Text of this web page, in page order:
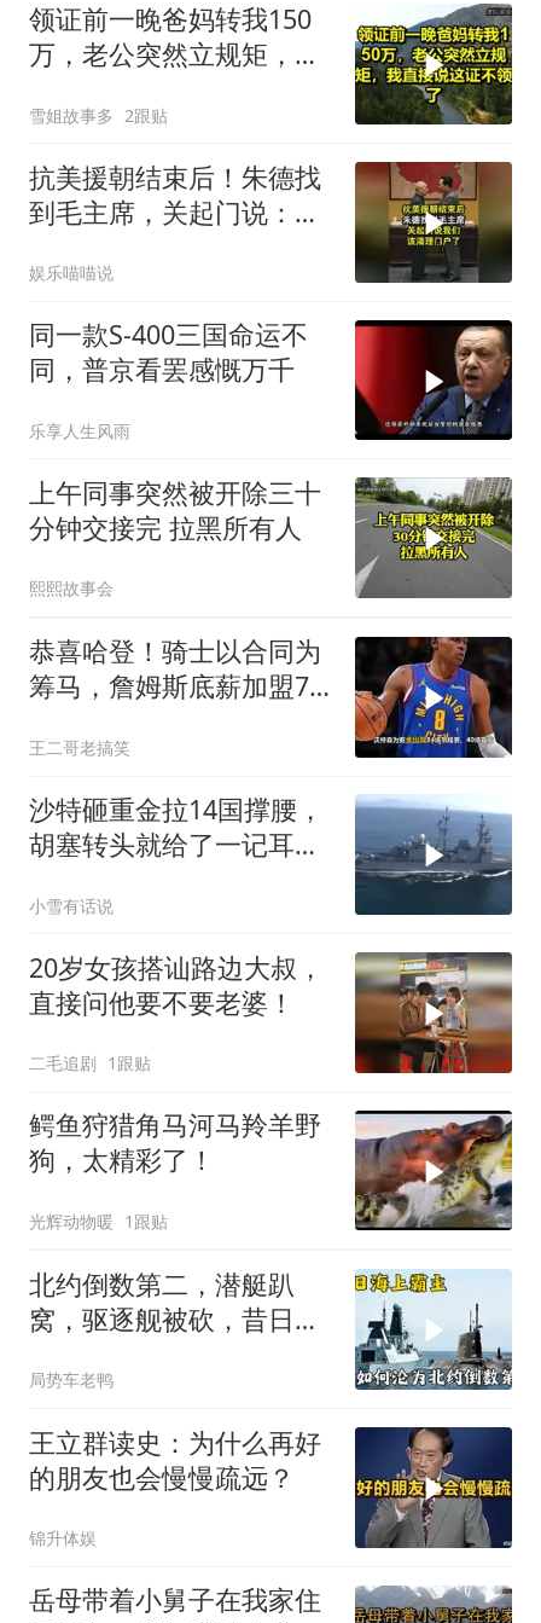
领证前一晚爸妈转我150
万，老公突然立规矩，我
雪姐故事多 2跟贴
抗美援朝结束后！朱德找
到毛主席，关起门说：我
娱乐喵喵说
同一款S-400三国命运不
同，普京看罢感慨万千
乐享人生风雨
上午同事突然被开除三十
分钟交接完 拉黑所有人
熙熙故事会
恭喜哈登！骑士以合同为
筹马，詹姆斯底薪加盟76
王二哥老搞笑
沙特砸重金拉14国撑腰，
胡塞转头就给了一记耳
了？
小雪有话说
20岁女孩搭讪路边大叔，
直接问他要不要老婆！
二毛追剧 1跟贴
鳄鱼狩猎角马河马羚羊野
狗，太精彩了！
光辉动物暖 1跟贴
北约倒数第二，潜艇趴
窝，驱逐舰被砍，昔日的
局势车老鸭
王立群读史：为什么再好
的朋友也会慢慢疏远？
锦升体娱
岳母带着小舅子在我家住